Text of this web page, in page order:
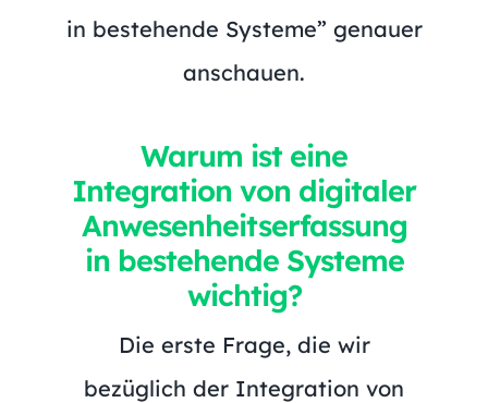
in bestehende Systeme” genauer
anschauen.
Warum ist eine
Integration von digitaler
Anwesenheitserfassung
in bestehende Systeme
wichtig?
Die erste Frage, die wir
bezüglich der Integration von